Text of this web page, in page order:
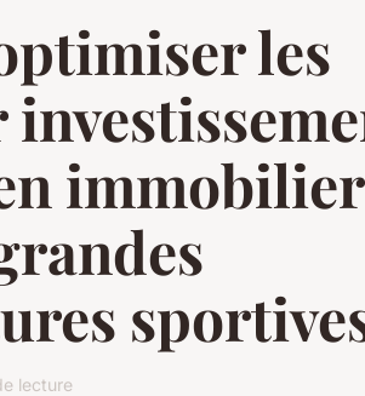
les
immobilier
lecture